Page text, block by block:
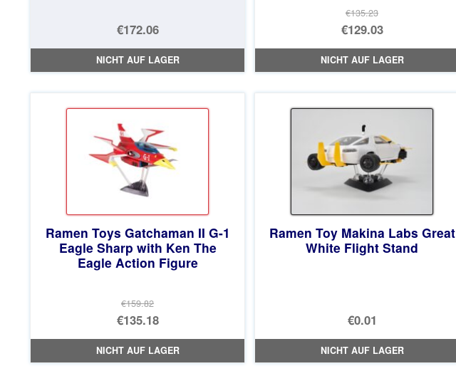
€172.06
NICHT AUF LAGER
€135.23
Ursprünglicher
Preis
war:
€129.03
Aktueller
Preis
€129.03.
NICHT AUF LAGER
Ramen Toys Gatchaman II G-1
Eagle Sharp with Ken The
Eagle Action Figure
€159.82
Ursprünglicher
Preis
war:
€135.18
Aktueller
Preis
NICHT AUF LAGER
Ramen Toy Makina Labs Great
White Flight Stand
€0.01
NICHT AUF LAGER